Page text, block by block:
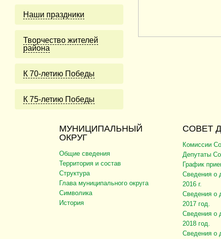
Наши праздники
Творчество жителей
района
К 70-летию Победы
К 75-летию Победы
МУНИЦИПАЛЬНЫЙ
ОКРУГ
Общие сведения
Территория и состав
Структура
Глава муниципального округа
Символика
История
СОВЕТ
Комиссии
Депутаты
График
Сведения о
2016 г.
Сведения о
2017 год.
Сведения о
2018 год.
Сведения о